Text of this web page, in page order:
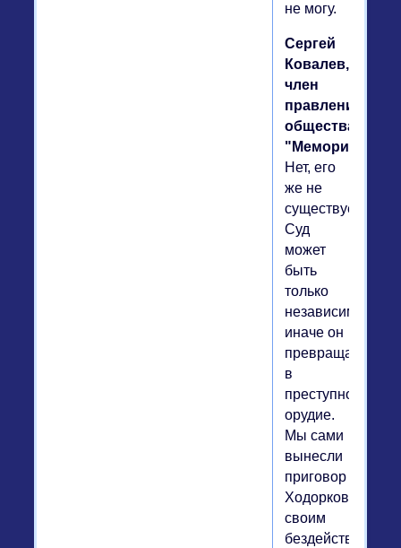
не могу.
Сергей
Ковалев,
член
правления
общества
"Мемориал".
Нет, его
же не
существует!
Суд
может
быть
только
независимым,
иначе он
превращается
в
преступное
орудие.
Мы сами
вынесли
приговор
Ходорковскому
своим
бездействием